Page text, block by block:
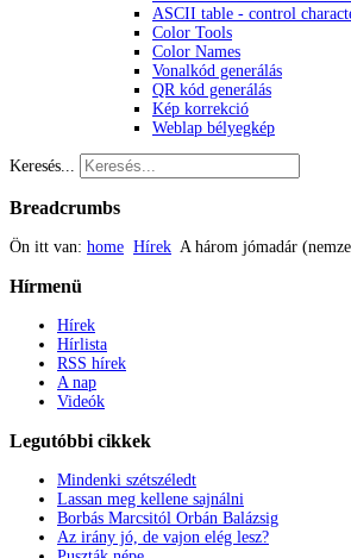
ASCII table - control
Color Tools
Color Names
Vonalkód generálás
QR kód generálás
Kép korrekció
Weblap bélyegkép
Keresés...
Breadcrumbs
Ön itt van: home Hírek A három jómadár
Hírmenü
Hírek
Hírlista
RSS hírek
A nap
Videók
Legutóbbi cikkek
Mindenki szétszéledt
Lassan meg kellene sajnálni
Borbás Marcsitól Orbán Balázsig
Az irány jó, de vajon elég lesz?